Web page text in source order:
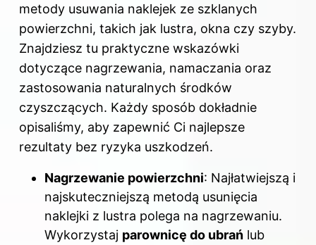
metody usuwania naklejek ze szklanych
powierzchni, takich jak lustra, okna czy szyby.
Znajdziesz tu praktyczne wskazówki
dotyczące nagrzewania, namaczania oraz
zastosowania naturalnych środków
czyszczących. Każdy sposób dokładnie
opisaliśmy, aby zapewnić Ci najlepsze
rezultaty bez ryzyka uszkodzeń.
Nagrzewanie powierzchni: Najłatwiejszą i
najskuteczniejszą metodą usunięcia
naklejki z lustra polega na nagrzewaniu.
Wykorzystaj parownicę do ubrań lub